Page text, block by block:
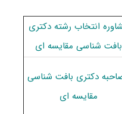
انتخاب رشته دکتری
بافت شناسی مقایسه ای
دکتری بافت شناسی
مقایسه ای